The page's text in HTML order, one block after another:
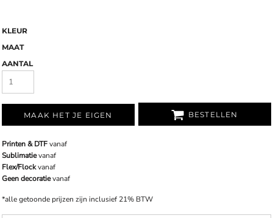
KLEUR
MAAT
AANTAL
MAAK HET JE EIGEN BESTELLEN
Printen & DTFvanaf
Sublimatievanaf
Flex/Flockvanaf
Geen decoratievanaf
*alle getoonde prijzen zijn inclusief 21% BTW